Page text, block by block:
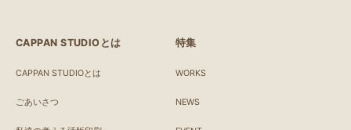
CAPPAN STUDIOとは
CAPPAN STUDIOとは
ごあいさつ
特集
WORKS
NEWS